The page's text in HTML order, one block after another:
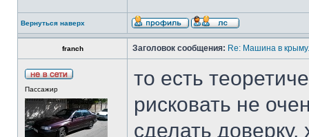
Вернуться наверх
franch Заголовок сообщения: Re: Машина в
Пассажир
то есть
рисковать не
сделать